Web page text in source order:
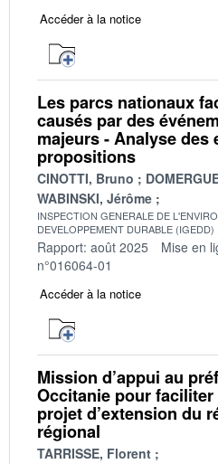
Accéder à la notice
Les parcs nationaux
causés par des
majeurs - Analyse des
propositions
CINOTTI, Bruno
WABINSKI, Jérôme
INSPECTION GENERALE DE
DEVELOPPEMENT DURABLE (IGEDD)
Rapport: août 2025 Mise en
n°016064-01
Accéder à la notice
Mission d’appui au
Occitanie pour faciliter
projet d’extension du
régional
TARRISSE, Florent